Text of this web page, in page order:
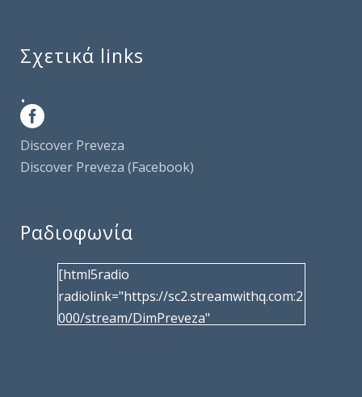
Σχετικά links
.
Discover Preveza
Discover Preveza (Facebook)
Ραδιοφωνία
[html5radio
radiolink="https://sc2.streamwithq.com:2
000/stream/DimPreveza"